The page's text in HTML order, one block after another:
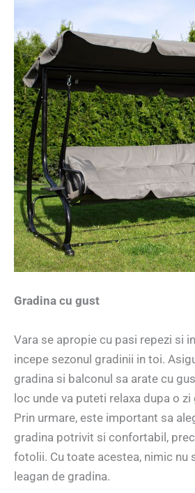
Gradina cu gust
Vara se apropie cu pasi repezi si
incepe sezonul gradinii in toi.
gradina si balconul sa arate cu
loc unde va puteti relaxa dupa o
Prin urmare, este important sa
gradina potrivit si confortabil,
fotolii. Cu toate acestea, nimic nu
leagan de gradina.